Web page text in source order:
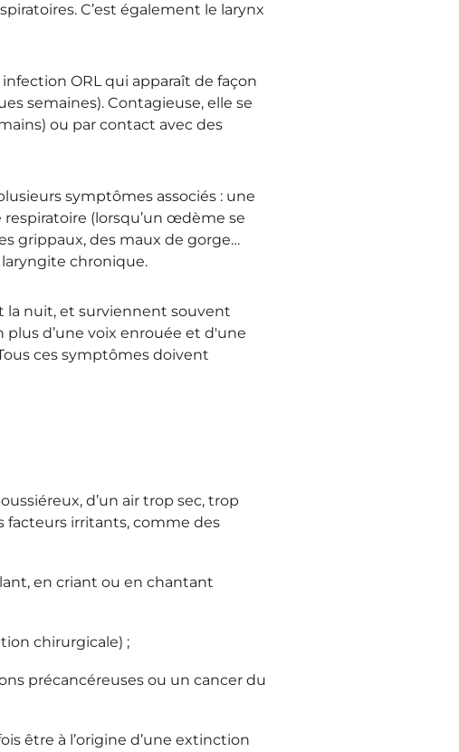
C’est également le larynx
ORL qui apparaît de façon
semaines). Contagieuse, elle se
ou par contact avec des
symptômes associés : une
(lorsqu’un œdème se
grippaux, des maux de gorge…
chronique.
la nuit, et surviennent souvent
plus d’une voix enrouée et d'une
ces symptômes doivent
d’un air trop sec, trop
facteurs irritants, comme des
en criant ou en chantant
chirurgicale) ;
précancéreuses ou un cancer du
être à l’origine d’une extinction